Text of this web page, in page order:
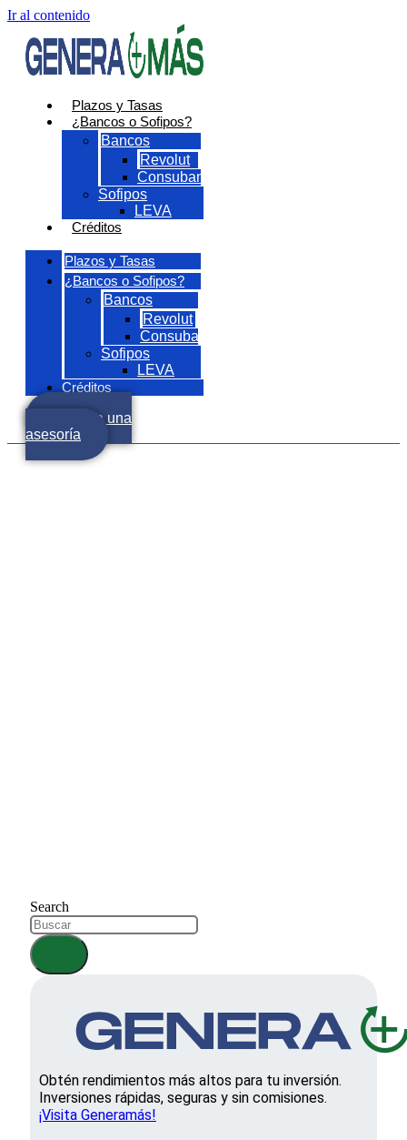
Ir al contenido
Plazos y Tasas
¿Bancos o Sofipos?
Bancos
Revolut
Consubanco
Sofipos
LEVA
Créditos
Plazos y Tasas
¿Bancos o Sofipos?
Bancos
Revolut
Consubanco
Sofipos
LEVA
Créditos
Agenda una
asesoría
Search
Obtén rendimientos más altos para tu inversión.
Inversiones rápidas, seguras y sin comisiones.
¡Visita Generamás!